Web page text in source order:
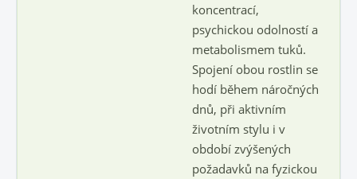
koncentrací,
psychickou odolností a
metabolismem tuků.
Spojení obou rostlin se
hodí během náročných
dnů, při aktivním
životním stylu i v
období zvýšených
požadavků na fyzickou